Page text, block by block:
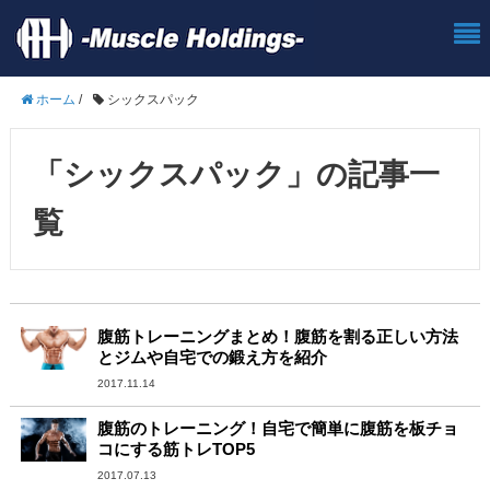
ホーム / シックスパック
「シックスパック」の記事一
覧
腹筋トレーニングまとめ！腹筋を割る正しい方法
とジムや自宅での鍛え方を紹介
2017.11.14
腹筋のトレーニング！自宅で簡単に腹筋を板チョ
コにする筋トレTOP5
2017.07.13